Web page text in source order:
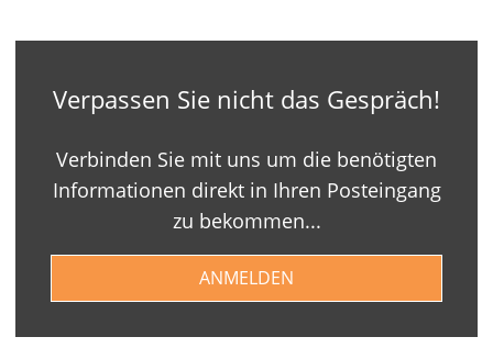
Verpassen Sie nicht das Gespräch!
Verbinden Sie mit uns um die benötigten
Informationen direkt in Ihren Posteingang
zu bekommen...
ANMELDEN